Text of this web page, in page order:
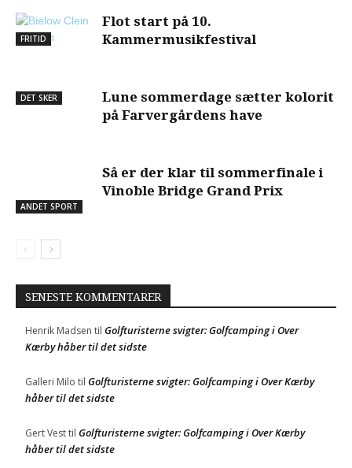
FRITID
Flot start på 10.
Kammermusikfestival
DET SKER
Lune sommerdage sætter kolorit
på Farvergårdens have
ANDET SPORT
Så er der klar til sommerfinale i
Vinoble Bridge Grand Prix
SENESTE KOMMENTARER
Henrik Madsen til Golfturisterne svigter: Golfcamping i Over
Kærby håber til det sidste
Galleri Milo til Golfturisterne svigter: Golfcamping i Over Kærby
håber til det sidste
Gert Vesttil Golfturisterne svigter: Golfcamping i Over Kærby
håber til det sidste